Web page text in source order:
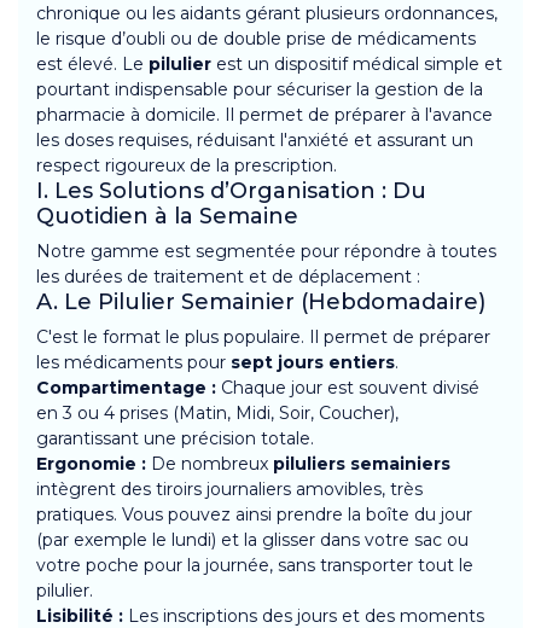
chronique ou les aidants gérant plusieurs ordonnances,
le risque d’oubli ou de double prise de médicaments
est élevé. Le pilulier est un dispositif médical simple et
pourtant indispensable pour sécuriser la gestion de la
pharmacie à domicile. Il permet de préparer à l'avance
les doses requises, réduisant l'anxiété et assurant un
respect rigoureux de la prescription.
I. Les Solutions d’Organisation : Du
Quotidien à la Semaine
Notre gamme est segmentée pour répondre à toutes
les durées de traitement et de déplacement :
A. Le Pilulier Semainier (Hebdomadaire)
C'est le format le plus populaire. Il permet de préparer
les médicaments pour sept jours entiers.
Compartimentage : Chaque jour est souvent divisé
en 3 ou 4 prises (Matin, Midi, Soir, Coucher),
garantissant une précision totale.
Ergonomie : De nombreux piluliers semainiers
intègrent des tiroirs journaliers amovibles, très
pratiques. Vous pouvez ainsi prendre la boîte du jour
(par exemple le lundi) et la glisser dans votre sac ou
votre poche pour la journée, sans transporter tout le
pilulier.
Lisibilité : Les inscriptions des jours et des moments